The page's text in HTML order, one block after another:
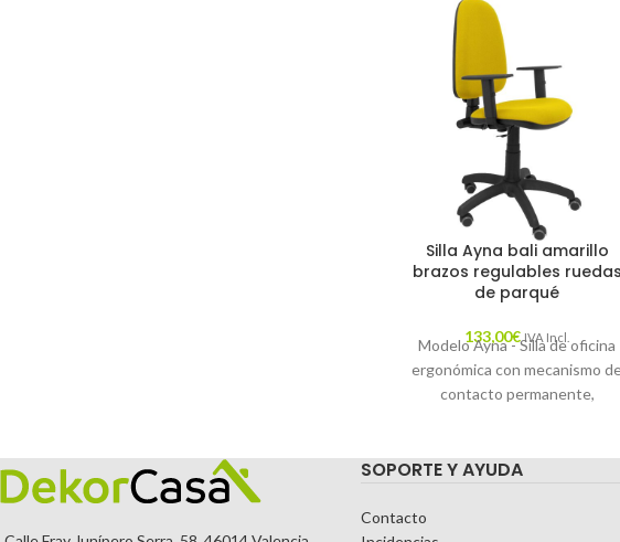
Silla Ayna bali amarillo
brazos regulables ruedas
de parqué
133,00€ IVA Incl.
Modelo Ayna - Silla de oficina
ergonómica con mecanismo
contacto permanente,
tapizados en tejido BALI color
REGULABLES EN ALTURA)
SOPORTE Y AYUDA
Contacto